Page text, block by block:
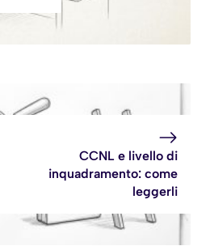
CCNL e livello di
inquadramento: come
leggerli